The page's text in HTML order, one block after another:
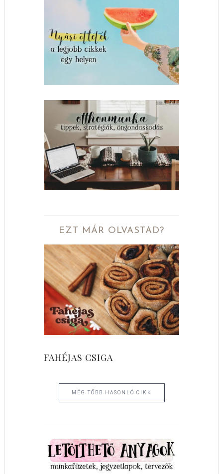
EZT MÁR OLVASTAD?
FAHÉJAS CSIGA
MÉG TÖBB HASONLÓ CIKK